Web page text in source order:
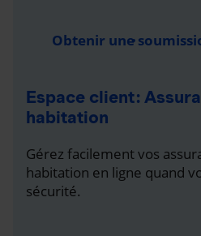
Obtenir une
Espace client :
habitation
Gérez facilement vos
habitation en ligne quand
sécurité.